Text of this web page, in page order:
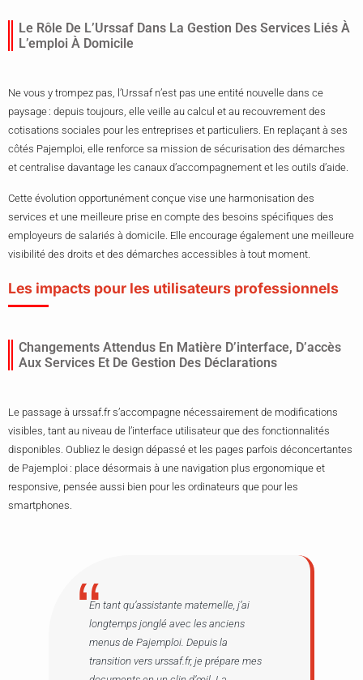
Le Rôle De L’Urssaf Dans La Gestion Des Services Liés À
L’emploi À Domicile
Ne vous y trompez pas, l’Urssaf n’est pas une entité nouvelle dans ce
paysage : depuis toujours, elle veille au calcul et au recouvrement des
cotisations sociales pour les entreprises et particuliers. En replaçant à ses
côtés Pajemploi, elle renforce sa mission de sécurisation des démarches
et centralise davantage les canaux d’accompagnement et les outils d’aide.
Cette évolution opportunément conçue vise une harmonisation des
services et une meilleure prise en compte des besoins spécifiques des
employeurs de salariés à domicile. Elle encourage également une meilleure
visibilité des droits et des démarches accessibles à tout moment.
Les impacts pour les utilisateurs professionnels
Changements Attendus En Matière D’interface, D’accès
Aux Services Et De Gestion Des Déclarations
Le passage à urssaf.fr s’accompagne nécessairement de modifications
visibles, tant au niveau de l’interface utilisateur que des fonctionnalités
disponibles. Oubliez le design dépassé et les pages parfois déconcertantes
de Pajemploi : place désormais à une navigation plus ergonomique et
responsive, pensée aussi bien pour les ordinateurs que pour les
smartphones.
En tant qu’assistante maternelle, j’ai
longtemps jonglé avec les anciens
menus de Pajemploi. Depuis la
transition vers urssaf.fr, je prépare mes